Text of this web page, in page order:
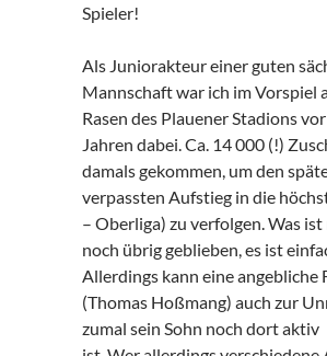
Spieler!
Als Juniorakteur einer guten
Mannschaft war ich im Vorspiel
Rasen des Plauener Stadions
Jahren dabei. Ca. 14 000 (!)
damals gekommen, um den
verpassten Aufstieg in die
– Oberliga) zu verfolgen. Was
noch übrig geblieben, es ist
Allerdings kann eine angebliche
(Thomas Hoßmang) auch zur
zumal sein Sohn noch dort aktiv